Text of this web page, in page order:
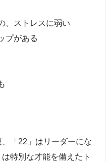
、ストレスに弱い
プがある
「22」はリーダーにな
特別な才能を備えたト